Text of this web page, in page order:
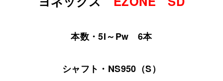
本数・5I～Pw 6本
シャフト・NS950（S）